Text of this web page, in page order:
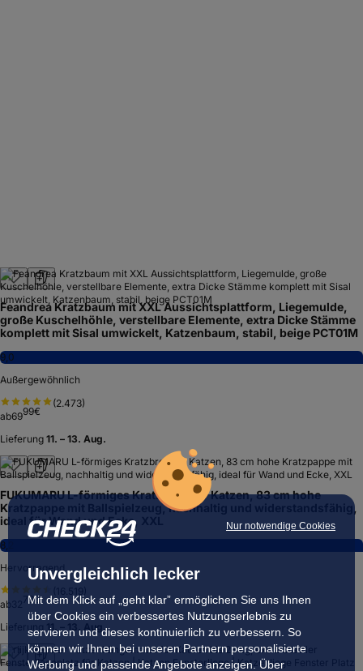
Nur notwendige Cookies
Unvergleichlich lecker
Mit dem Klick auf „geht klar” ermöglichen Sie uns Ihnen
über Cookies ein verbessertes Nutzungserlebnis zu
servieren und dieses kontinuierlich zu verbessern. So
können wir Ihnen bei unseren Partnern personalisierte
Werbung und passende Angebote anzeigen. Über
Feandrea Kratzbaum mit XXL Aussichtsplattform, Liegemulde,
große Kuschelhöhle, verstellbare Elemente, extra Dicke Stämme
komplett mit Sisal umwickelt, Katzenbaum, stabil, beige PCT01M
9,0
Außergewöhnlich
(2.473)
ab6999€
Lieferung 11. – 13. Aug.
FUKUMARU L-förmiges Kratzbrett für Katzen, 83 cm hohe
Kratzpappe mit Ballspielzeug, nachhaltig und widerstandsfähig,
ideal für Wand und Ecke, XXL
8,2
Hervorragend
ab
79€
Lieferung 11. – 13. Aug.